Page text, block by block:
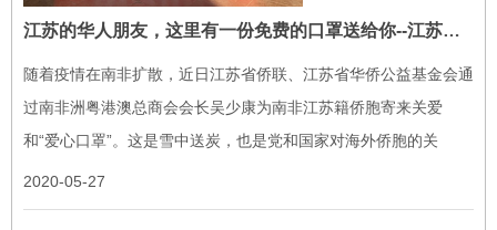
江苏的华人朋友，这里有一份免费的口罩送给你--江苏省侨联 江苏省华侨公益基金会 向南非侨胞捐赠抗疫物
随着疫情在南非扩散，近日江苏省侨联、江苏省华侨公益基金会通
过南非洲粤港澳总商会会长吴少康为南非江苏籍侨胞寄来关爱
和“爱心口罩”。这是雪中送炭，也是党和国家对海外侨胞的关
心。...
2020-05-27